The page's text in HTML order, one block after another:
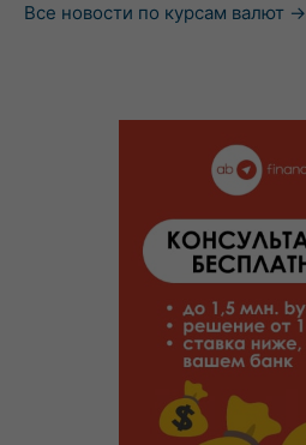
Все новости по курсам валют →